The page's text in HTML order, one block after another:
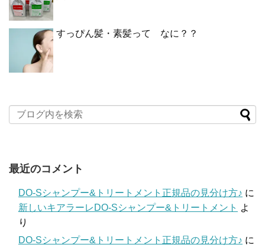
すっぴん髪・素髪って なに？？
最近のコメント
DO-Sシャンプー&トリートメント正規品の見分け方♪ に
新しいキアラーレDO-Sシャンプー&トリートメント よ
り
DO-Sシャンプー&トリートメント正規品の見分け方♪ に